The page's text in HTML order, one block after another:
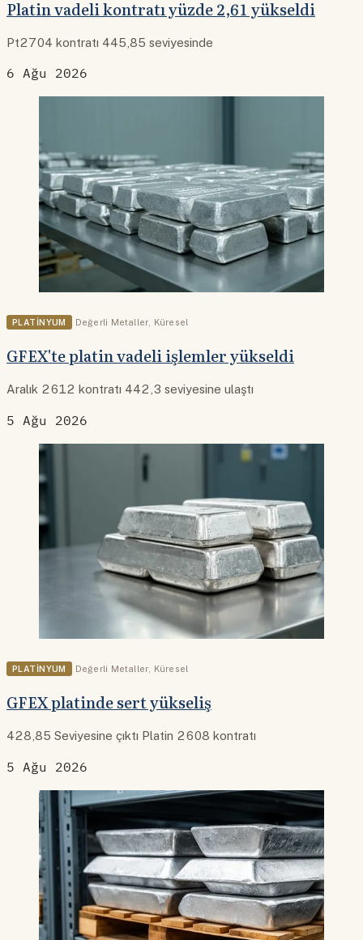
Platin vadeli kontratı yüzde 2,61 yükseldi
Pt2704 kontratı 445,85 seviyesinde
6 Ağu 2026
PLATINYUM Değerli Metaller Küresel
GFEX'te platin vadeli işlemler yükseldi
Aralık 2612 kontratı 442,3 seviyesine ulaştı
5 Ağu 2026
PLATINYUM Değerli Metaller, Küresel
GFEX platinde sert yükseliş
428,85 Seviyesine çıktı Platin 2608 kontratı
5 Ağu 2026